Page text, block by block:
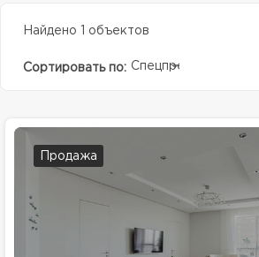
Найдено 1 объектов
Сортировать по: Спецпредолжение
Продажа